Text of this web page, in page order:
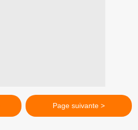
Page suivante >